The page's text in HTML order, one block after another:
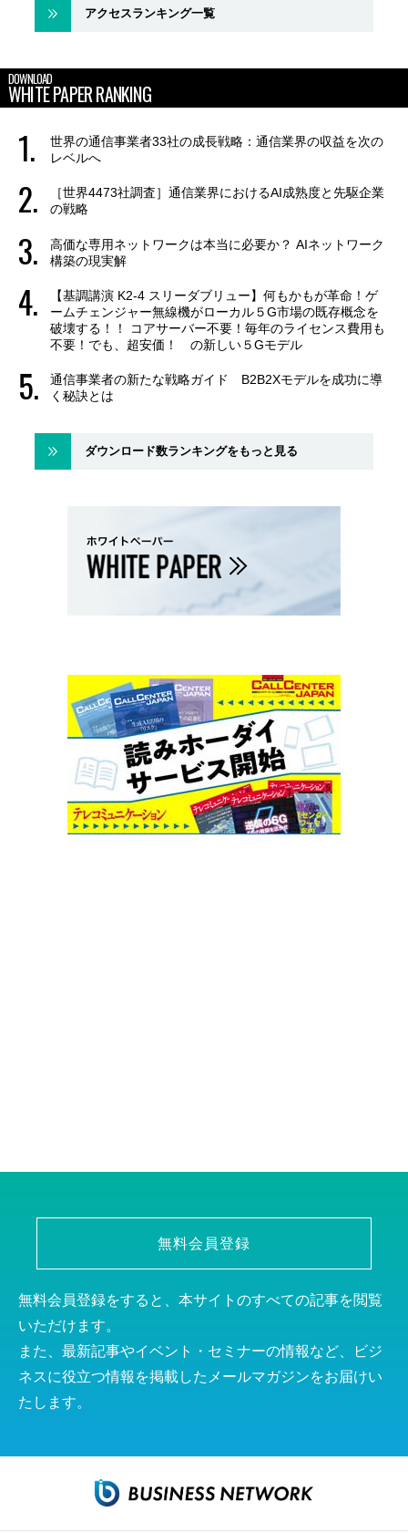
アクセスランキング一覧
DOWNLOAD
WHITE PAPER RANKING
世界の通信事業者33社の成長戦略：通信業界の収益を次の
レベルへ
［世界4473社調査］通信業界におけるAI成熟度と先駆企業
の戦略
高価な専用ネットワークは本当に必要か？ AIネットワーク
構築の現実解
【基調講演 K2-4 スリーダブリュー】何もかもが革命！ゲ
ームチェンジャー無線機がローカル５G市場の既存概念を
破壊する！！ コアサーバー不要！毎年のライセンス費用も
不要！でも、超安価！ の新しい５Gモデル
通信事業者の新たな戦略ガイド B2B2Xモデルを成功に導
く秘訣とは
ダウンロード数ランキングをもっと見る
無料会員登録
無料会員登録をすると、本サイトのすべての記事を閲覧
いただけます。
また、最新記事やイベント・セミナーの情報など、ビジ
ネスに役立つ情報を掲載したメールマガジンをお届けい
たします。